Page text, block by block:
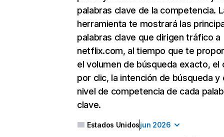
palabras clave de la competencia.
herramienta te mostrará las
palabras clave que dirigen tráfico a
netflix.com, al tiempo que te
el volumen de búsqueda exacto, el
por clic, la intención de búsqueda y
nivel de competencia de cada
clave.
Estados Unidosjun 2026